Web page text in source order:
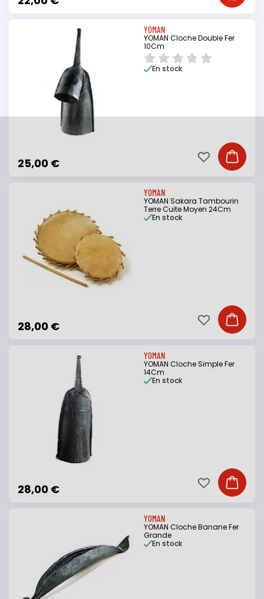
YOMAN
YOMAN Cloche Double Fer
10Cm
25,00 €
En stock
Ajouter
Ajouter à ma
YOMAN
YOMAN Sakara Tambourin
Terre Cuite Moyen 24Cm
28,00 €
En stock
Ajouter
Ajouter à ma
YOMAN
YOMAN Cloche Simple Fer
14Cm
28,00 €
En stock
Ajouter
Ajouter à ma
YOMAN
YOMAN Cloche Banane Fer
Grande
En stock